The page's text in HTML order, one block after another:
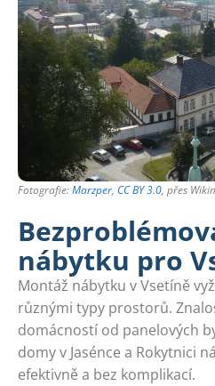
Fotografie:Marzper, CC BY 3.0, přes
nábytku pro
Montáž nábytku v Vsetíně
různými typy prostorů.
domácností od panelových
domy v Jasénce a Rokytnici
efektivně a bez komplikací.